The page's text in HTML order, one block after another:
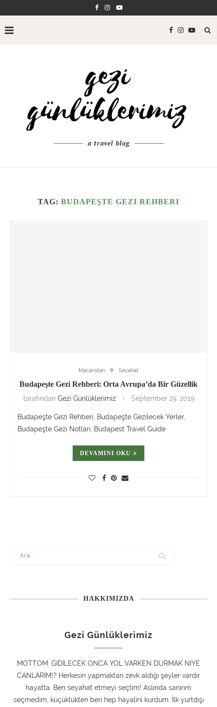
a travel blog
TAG: BUDAPEŞTE GEZI REHBERI
Macaristan Seyahat
Budapeşte Gezi Rehberi: Orta Avrupa’da Bir Güzellik
tarafından Gezi Günlüklerimiz September 29, 2019
Budapeşte Gezi Rehberi, Budapeşte Gezilecek Yerler,
Budapeşte Gezi Notları, Budapest Travel Guide
DEVAMINI OKU
HAKKIMIZDA
Gezi Günlüklerimiz
MOTTOM: GIDILECEK ONCA YOL VARKEN DURMAK NIYE
CANLARIM!? Herkesin yapmaktan zevk aldığı şeyler vardır
hayatta. Ben seyahat etmeyi seçtim! Aslında sanırım
seçmedim, küçüklükten beri hep hayalini kurdum. İlk yurtdışı